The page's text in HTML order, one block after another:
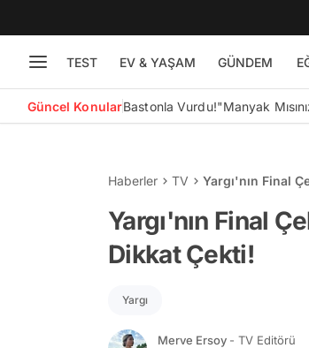
TEST EV & YAŞAM GÜNDEM
Güncel KonularBastonla Vurdu!"Manyak
Haberler TV Yargı'nın Final
Yargı'nın Final
Dikkat Çekti!
Yargı
Merve Ersoy - TV Editörü